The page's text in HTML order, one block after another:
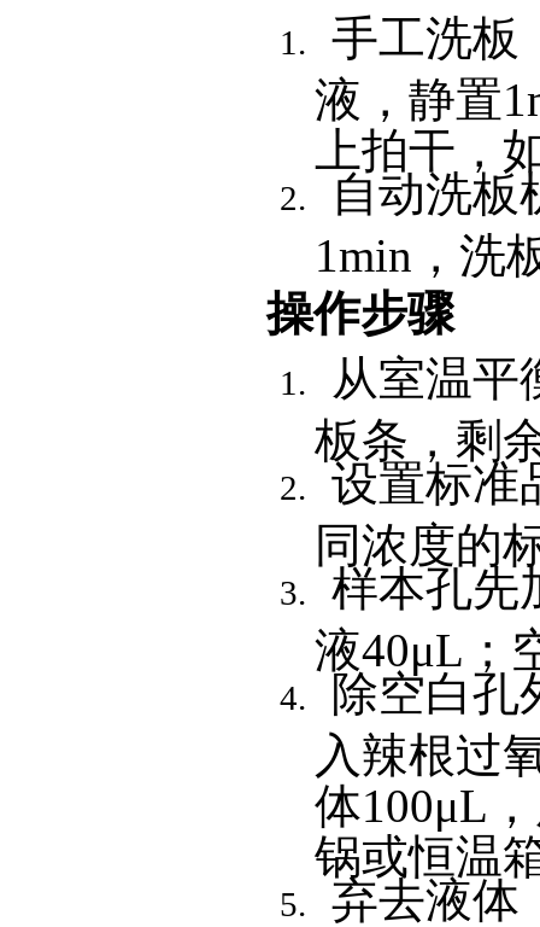
手工洗板
液，静置
上拍干，
自动洗板
1min，洗
操作步骤
从室温平
板条，剩
设置标准
同浓度的
样本孔先
液40μL；
除空白孔
入辣根过
体100μL
锅或恒温
弃去液体